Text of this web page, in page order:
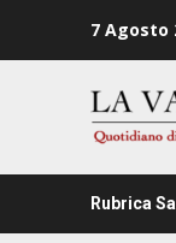
7 Agosto
Rubrica